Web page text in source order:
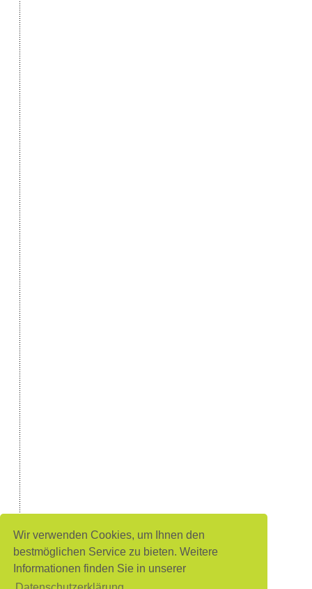
Wir verwenden Cookies, um Ihnen den
bestmöglichen Service zu bieten. Weitere
Informationen finden Sie in unserer